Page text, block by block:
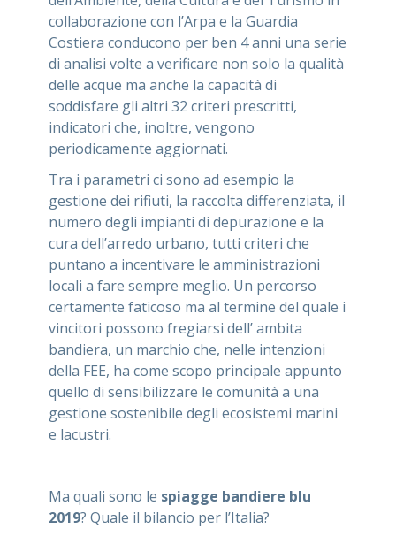
collaborazione con l’Arpa e la Guardia
Costiera conducono per ben 4 anni una serie
di analisi volte a verificare non solo la qualità
delle acque ma anche la capacità di
soddisfare gli altri 32 criteri prescritti,
indicatori che, inoltre, vengono
periodicamente aggiornati.
Tra i parametri ci sono ad esempio la
gestione dei rifiuti, la raccolta differenziata, il
numero degli impianti di depurazione e la
cura dell’arredo urbano, tutti criteri che
puntano a incentivare le amministrazioni
locali a fare sempre meglio. Un percorso
certamente faticoso ma al termine del quale i
vincitori possono fregiarsi dell’ ambita
bandiera, un marchio che, nelle intenzioni
della FEE, ha come scopo principale appunto
quello di sensibilizzare le comunità a una
gestione sostenibile degli ecosistemi marini
e lacustri.
Ma quali sono le spiagge bandiere blu
2019? Quale il bilancio per l’Italia?